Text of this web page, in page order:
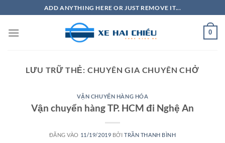
qua
nội
ADD ANYTHING HERE OR JUST REMOVE IT...
0
LƯU TRỮ THẺ: CHUYÊN GIA CHUYÊN CHỞ
VẬN CHUYỂN HÀNG HÓA
Vận chuyển hàng TP. HCM đi Nghệ An
ĐĂNG VÀO 11/19/2019 BỞITRẦN THANH BÌNH